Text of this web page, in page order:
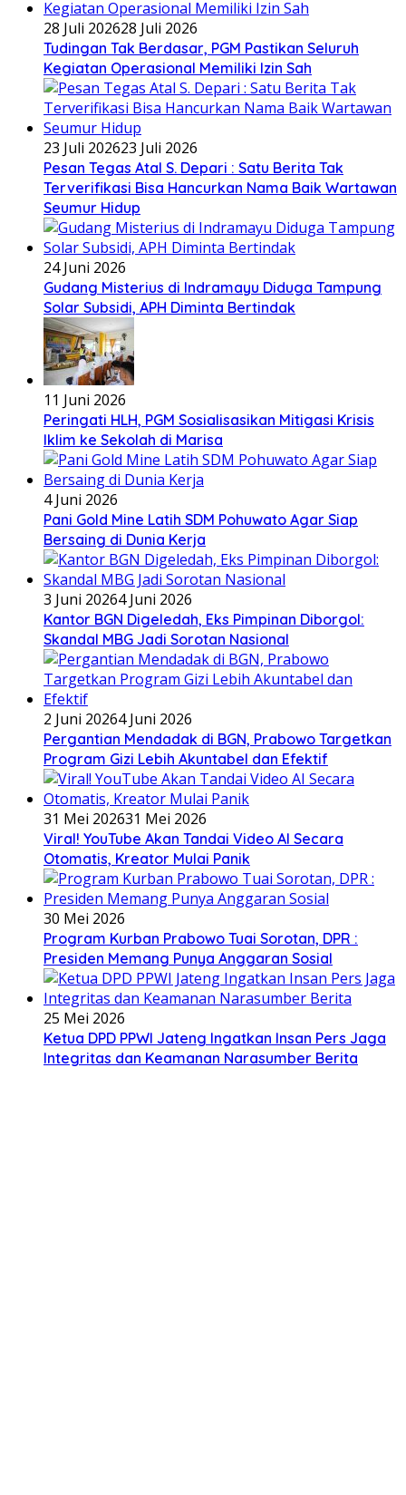
28 Juli 202628 Juli 2026
Tudingan Tak Berdasar, PGM Pastikan Seluruh
Kegiatan Operasional Memiliki Izin Sah
23 Juli 202623 Juli 2026
Pesan Tegas Atal S. Depari : Satu Berita Tak
Terverifikasi Bisa Hancurkan Nama Baik Wartawan
Seumur Hidup
24 Juni 2026
Gudang Misterius di Indramayu Diduga Tampung
Solar Subsidi, APH Diminta Bertindak
11 Juni 2026
Peringati HLH, PGM Sosialisasikan Mitigasi Krisis
Iklim ke Sekolah di Marisa
4 Juni 2026
Pani Gold Mine Latih SDM Pohuwato Agar Siap
Bersaing di Dunia Kerja
3 Juni 20264 Juni 2026
Kantor BGN Digeledah, Eks Pimpinan Diborgol:
Skandal MBG Jadi Sorotan Nasional
2 Juni 20264 Juni 2026
Pergantian Mendadak di BGN, Prabowo Targetkan
Program Gizi Lebih Akuntabel dan Efektif
31 Mei 202631 Mei 2026
Viral! YouTube Akan Tandai Video AI Secara
Otomatis, Kreator Mulai Panik
30 Mei 2026
Program Kurban Prabowo Tuai Sorotan, DPR :
Presiden Memang Punya Anggaran Sosial
25 Mei 2026
Ketua DPD PPWI Jateng Ingatkan Insan Pers Jaga
Integritas dan Keamanan Narasumber Berita